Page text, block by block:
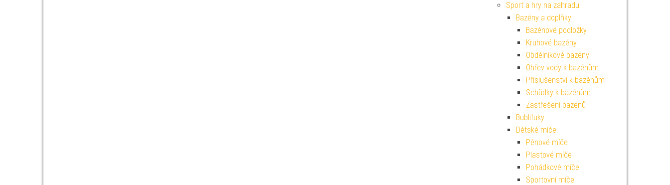
Sport a hry na zahradu
Bazény a doplňky
Bazénové podložky
Kruhové bazény
Obdélníkové bazény
Ohřev vody k bazénům
Příslušenství k bazénům
Schůdky k bazénům
Zastřešení bazénů
Bublifuky
Dětské míče
Pěnové míče
Plastové míče
Pohádkové míče
Sportovní míče